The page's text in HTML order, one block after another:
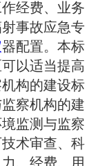
全国辐射
、省级、
测与监察
内无核设
地市级辐
结构、工